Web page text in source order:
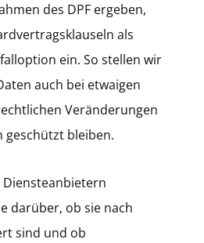
des DPF ergeben,
als
ein. So stellen wir
auch bei etwaigen
Veränderungen
geschützt bleiben.
Diensteanbietern
darüber, ob sie nach
sind und ob